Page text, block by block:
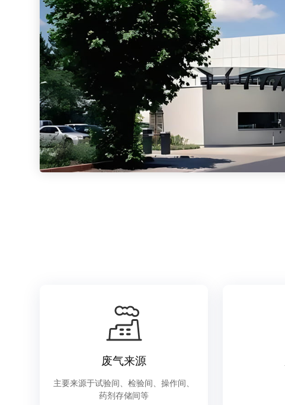
废气来源
主要来源于试验间、检验间、操作间、
药剂存储间等